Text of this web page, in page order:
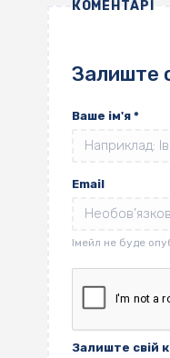
КОМЕНТАРІ
Залиште
Ваше ім'я *
Email
Залиште свій